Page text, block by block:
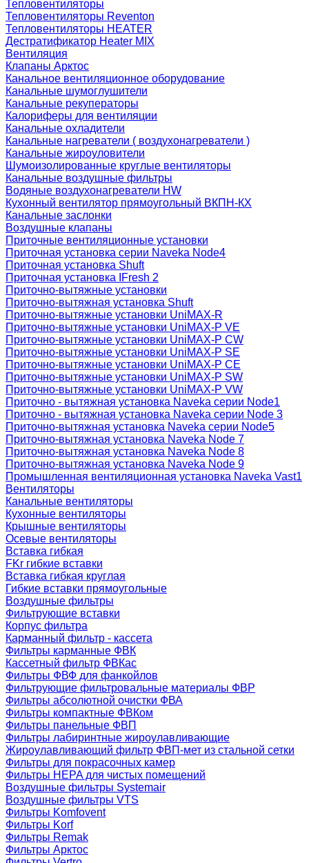
Тепловентиляторы
Тепловентиляторы Reventon
Тепловентиляторы HEATER
Дестратификатор Heater MIX
Вентиляция
Клапаны Арктос
Канальное вентиляционное оборудование
Канальные шумоглушители
Канальные рекуператоры
Калориферы для вентиляции
Канальные охладители
Канальные нагреватели ( воздухонагреватели )
Канальные жироуловители
Шумоизолированные круглые вентиляторы
Канальные воздушные фильтры
Водяные воздухонагреватели HW
Кухонный вентилятор прямоугольный ВКПН-КХ
Канальные заслонки
Воздушные клапаны
Приточные вентиляционные установки
Приточная установка серии Naveka Node4
Приточная установка Shuft
Приточная установка IFresh 2
Приточно-вытяжные установки
Приточно-вытяжная установка Shuft
Приточно-вытяжные установки UniMAX-R
Приточно-вытяжные установки UniMAX-P VE
Приточно-вытяжные установки UniMAX-P CW
Приточно-вытяжные установки UniMAX-P SE
Приточно-вытяжные установки UniMAX-P CE
Приточно-вытяжные установки UniMAX-P SW
Приточно-вытяжные установки UniMAX-P VW
Приточно - вытяжная установка Naveka серии Node1
Приточно - вытяжная установка Naveka серии Node 3
Приточно-вытяжная установка Naveka серии Node5
Приточно-вытяжная установка Naveka Node 7
Приточно-вытяжная установка Naveka Node 8
Приточно-вытяжная установка Naveka Node 9
Промышленная вентиляционная установка Naveka Vast1
Вентиляторы
Канальные вентиляторы
Кухонные вентиляторы
Крышные вентиляторы
Осевые вентиляторы
Вставка гибкая
FKr гибкие вставки
Вставка гибкая круглая
Гибкие вставки прямоугольные
Воздушные фильтры
Фильтрующие вставки
Корпус фильтра
Карманный фильтр - кассета
Фильтры карманные ФВК
Кассетный фильтр ФВКас
Фильтры ФВФ для фанкойлов
Фильтрующие фильтровальные материалы ФВР
Фильтры абсолютной очистки ФВА
Фильтры компактные ФВКом
Фильтры панельные ФВП
Фильтры лабиринтные жироулавливающие
Жироулавливающий фильтр ФВП-мет из стальной сетки
Фильтры для покрасочных камер
Фильтры HEPA для чистых помещений
Воздушные фильтры Systemair
Воздушные фильтры VTS
Фильтры Komfovent
Фильтры Korf
Фильтры Remak
Фильтры Арктос